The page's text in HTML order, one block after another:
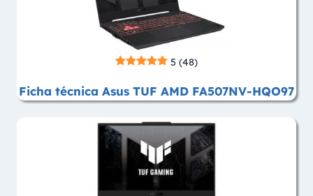
5 (48)
Ficha técnica Asus TUF AMD FA507NV-HQO97